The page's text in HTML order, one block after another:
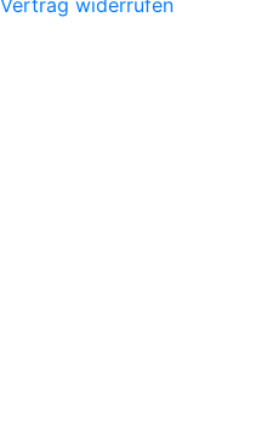
Vertrag widerrufen